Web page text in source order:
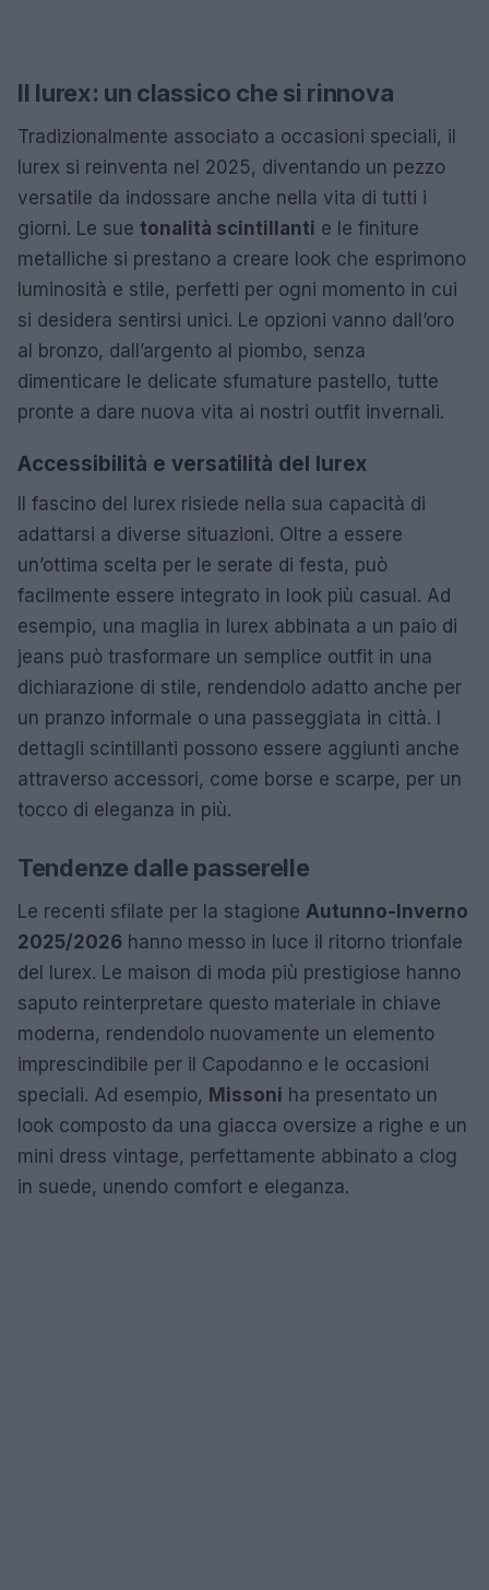
Il lurex: un classico che si rinnova
Tradizionalmente associato a occasioni speciali, il
lurex si reinventa nel 2025, diventando un pezzo
versatile da indossare anche nella vita di tutti i
giorni. Le sue tonalità scintillanti e le finiture
metalliche si prestano a creare look che esprimono
luminosità e stile, perfetti per ogni momento in cui
si desidera sentirsi unici. Le opzioni vanno dall’oro
al bronzo, dall’argento al piombo, senza
dimenticare le delicate sfumature pastello, tutte
pronte a dare nuova vita ai nostri outfit invernali.
Accessibilità e versatilità del lurex
Il fascino del lurex risiede nella sua capacità di
adattarsi a diverse situazioni. Oltre a essere
un’ottima scelta per le serate di festa, può
facilmente essere integrato in look più casual. Ad
esempio, una maglia in lurex abbinata a un paio di
jeans può trasformare un semplice outfit in una
dichiarazione di stile, rendendolo adatto anche per
un pranzo informale o una passeggiata in città. I
dettagli scintillanti possono essere aggiunti anche
attraverso accessori, come borse e scarpe, per un
tocco di eleganza in più.
Tendenze dalle passerelle
Le recenti sfilate per la stagione Autunno-Inverno
2025/2026 hanno messo in luce il ritorno trionfale
del lurex. Le maison di moda più prestigiose hanno
saputo reinterpretare questo materiale in chiave
moderna, rendendolo nuovamente un elemento
imprescindibile per il Capodanno e le occasioni
speciali. Ad esempio, Missoni ha presentato un
look composto da una giacca oversize a righe e un
mini dress vintage, perfettamente abbinato a clog
in suede, unendo comfort e eleganza.